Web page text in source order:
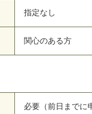
指定なし
関心のある方
必要（前日までに